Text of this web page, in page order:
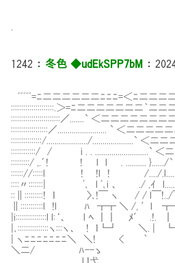
1242 ： 冬色 ◆udEkSPP7bM ：
ﾞﾞﾞﾞﾞ=ﾆ二二二二二二ﾆﾆﾆ=＜ﾆ二
:::::::::::::::::::::.＞=ﾆ二二二二二二二
::::::::::::::::::::::::／.......` ＜二二二二二
::::::::::::::::::／........................ ` ＜二二二
:::::::::::::::/..................../....................` ＜
::::::::::::/ / i . . ..........................` ＜二
:::::::::/ ,.´! ! l l . .......... }....../` ＜
:::::://:::::l ! !l ! /..../.l......./､` ＜
::::〃:::::::| '､ l '､i 、 ./ ,ｲ l...../
::∥:::::::::! ｌ 〉､!￣ ヽ / / l￣!../￣
∥:::::::::::l !l ﾊ ┳┳ ＼ /, ′l ┳┳━
|i:::::::::::::::l l:‘、 l ﾍ ┃┃ ﾒ′ .!.
|､:::::::::::::::ヽ:::ヽ、 ! ｌ┗┛
| ヽﾆﾆﾆﾆﾆﾆﾆ＼ ＼! < ｀ ∠,r
＼二/ ﾊ--ゝ ／ ___ ＜ /
l ｌ弋 ￣￣ / /....